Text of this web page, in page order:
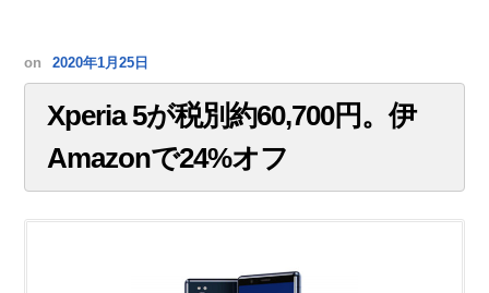
on 2020年1月25日
Xperia 5が税別約60,700円。伊
Amazonで24%オフ